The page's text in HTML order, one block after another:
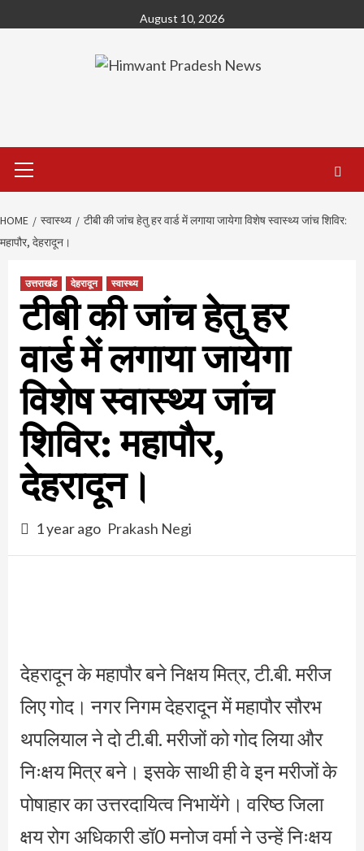
to
August 10, 2026
Menu
HOME स्वास्थ्य
टीबी की जांच हेतु हर वार्ड में लगाया जायेगा विशेष स्वास्थ्य जांच शिविर:
महापौर, देहरादून।
उत्तराखंड देहरादून स्वास्थ्य
टीबी की जांच हेतु हर
वार्ड में लगाया जायेगा
विशेष स्वास्थ्य जांच
शिविर: महापौर,
देहरादून।
1 year ago Prakash Negi
देहरादून के महापौर बने निक्षय मित्र, टी.बी. मरीज
लिए गोद। नगर निगम देहरादून में महापौर सौरभ
थपलियाल ने दो टी.बी. मरीजों को गोद लिया और
निःक्षय मित्र बने। इसके साथी ही वे इन मरीजों के
पोषाहार का उत्तरदायित्व निभायेंगे। वरिष्ठ जिला
क्षय रोग अधिकारी डॉ0 मनोज वर्मा ने उन्हें निःक्षय